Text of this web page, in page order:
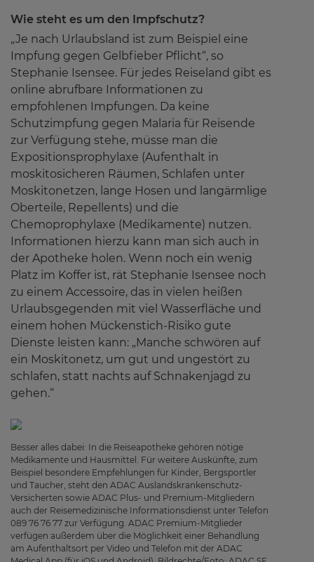
Wie steht es um den Impfschutz?
„Je nach Urlaubsland ist zum Beispiel eine
Impfung gegen Gelbfieber Pflicht“, so
Stephanie Isensee. Für jedes Reiseland gibt es
online abrufbare Informationen zu
empfohlenen Impfungen. Da keine
Schutzimpfung gegen Malaria für Reisende
zur Verfügung stehe, müsse man die
Expositionsprophylaxe (Aufenthalt in
moskitosicheren Räumen, Schlafen unter
Moskitonetzen, lange Hosen und langärmlige
Oberteile, Repellents) und die
Chemoprophylaxe (Medikamente) nutzen.
Informationen hierzu kann man sich auch in
der Apotheke holen. Wenn noch ein wenig
Platz im Koffer ist, rät Stephanie Isensee noch
zu einem Accessoire, das in vielen heißen
Urlaubsgegenden mit viel Wasserfläche und
einem hohen Mückenstich-Risiko gute
Dienste leisten kann: „Manche schwören auf
ein Moskitonetz, um gut und ungestört zu
schlafen, statt nachts auf Schnakenjagd zu
gehen.“
Besser alles dabei: In die Reiseapotheke gehören nötige
Medikamente und Hausmittel. Für weitere Auskünfte, zum
Beispiel besondere Empfehlungen für Kinder, Bergsportler
und Taucher, steht den ADAC Auslandskrankenschutz-
Versicherten sowie ADAC Plus- und Premium-Mitgliedern
auch der Reisemedizinische Informationsdienst unter Telefon
089 76 76 77 zur Verfügung. ADAC Premium-Mitglieder
verfügen außerdem über die Möglichkeit einer Behandlung
am Aufenthaltsort per Video und Telefon mit der ADAC